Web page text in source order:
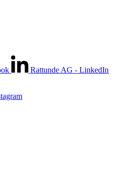
Rattunde AG - LinkedIn